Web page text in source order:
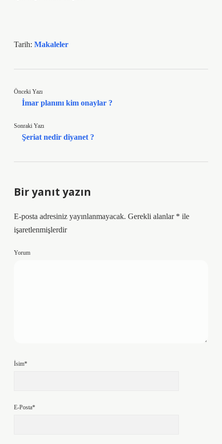
Tarih: Makaleler
Önceki Yazı
İmar planını kim onaylar ?
Sonraki Yazı
Şeriat nedir diyanet ?
Bir yanıt yazın
E-posta adresiniz yayınlanmayacak. Gerekli alanlar * ile
işaretlenmişlerdir
Yorum
İsim*
E-Posta*